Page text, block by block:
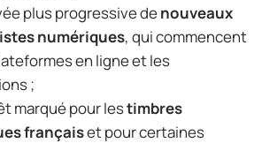
plus progressive denouveaux
numériques, qui commencent
en ligne et les
;
marqué pour lestimbres
françaiset pour certaines